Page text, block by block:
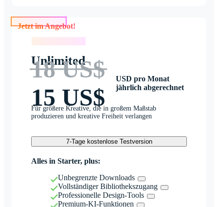
Jetzt im Angebot!
Unlimited
18 US$
15 US$
USD pro Monat
jährlich abgerechnet
Für größere Kreative, die in großem Maßstab
produzieren und kreative Freiheit verlangen
7-Tage kostenlose Testversion
Alles in Starter, plus:
Unbegrenzte Downloads
Vollständiger Bibliothekszugang
Professionelle Design-Tools
Premium-KI-Funktionen